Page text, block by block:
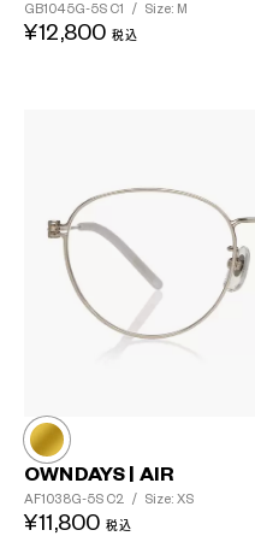
GB1045G-5S C1 / Size: M
¥12,800 税込
OWNDAYS | AIR
AF1038G-5S C2 / Size: XS
¥11,800 税込